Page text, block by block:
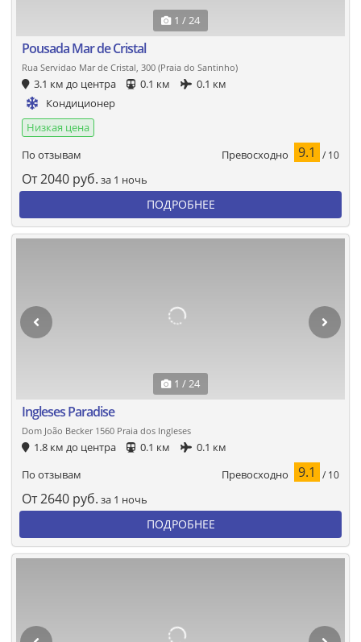
1 / 24
Pousada Mar de Cristal
Rua Servidao Mar de Cristal, 300 (Praia do Santinho)
3.1 км до центра 0.1 км
0.1 км
Кондиционер
Низкая цена
По отзывам
Превосходно 9.1 / 10
От2040 руб. за 1 ночь
ПОДРОБНЕЕ
1 / 24
Ingleses Paradise
Dom João Becker 1560 Praia dos Ingleses
1.8 км до центра 0.1 км
0.1 км
По отзывам
Превосходно 9.1 / 10
От2640 руб. за 1 ночь
ПОДРОБНЕЕ